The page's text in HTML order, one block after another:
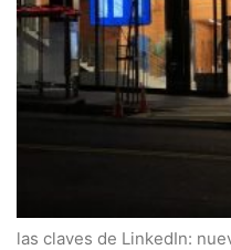
las claves de LinkedIn: